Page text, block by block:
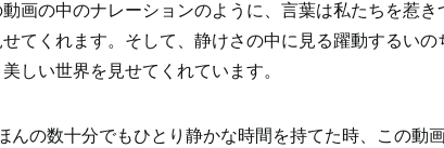
画の中のナレーションのように、言葉は私たちを惹き
てくれます。そして、静けさの中に見る躍動するいの
しい世界を見せてくれています。
んの数十分でもひとり静かな時間を持てた時、この動